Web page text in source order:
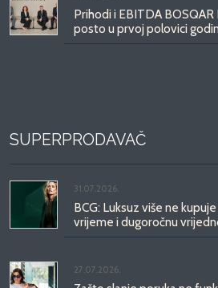
Prihodi i EBITDA
posto u prvoj polovici
SUPERPRODAVAČ
31.07.2026.
BCG: Luksuz više ne
vrijeme i dugoročnu
27.07.2026.